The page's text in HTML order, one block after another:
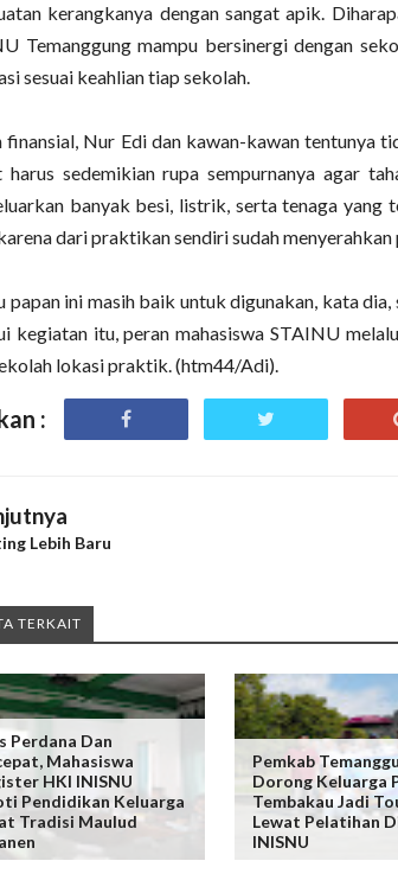
kerangkanya dengan sangat apik.
Temanggung mampu bersinergi dengan
sesuai keahlian tiap sekolah.
finansial, Nur Edi dan kawan-kawan tentunya
harus sedemikian rupa sempurnanya agar
banyak besi, listrik, serta tenaga yang
dari praktikan sendiri sudah
papan ini masih baik untuk digunakan, kata
kegiatan itu, peran mahasiswa STAINU
lokasi praktik. (htm44/Adi).
:
Lebih Baru
TERKAIT
Perdana Dan
Mahasiswa
HKI INISNU
Pendidikan Keluarga
Tradisi Maulud
Pemkab
Dorong Keluarga
Tembakau Jadi
Lewat Pelatihan
INISNU